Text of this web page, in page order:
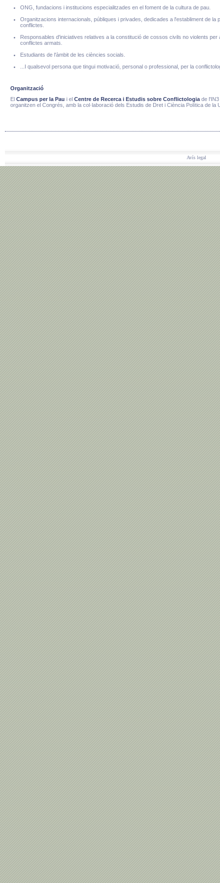
ONG, fundacions i institucions especialitzades en el foment de la cultura de pau.
Organitzacions internacionals, públiques i privades, dedicades a l'establiment de la
conflictes.
Responsables d'iniciatives relatives a la constitució de cossos civils no violents per
conflictes armats.
Estudiants de l'àmbit de les ciències socials.
...I qualsevol persona que tingui motivació, personal o professional, per la
Organització
El Campus per la Pau i el Centre de Recerca i Estudis sobre Conflictologiade l'IN3
organitzen el Congrés, amb la col·laboració dels Estudis de Dret i Ciència Política de la
Avís legal